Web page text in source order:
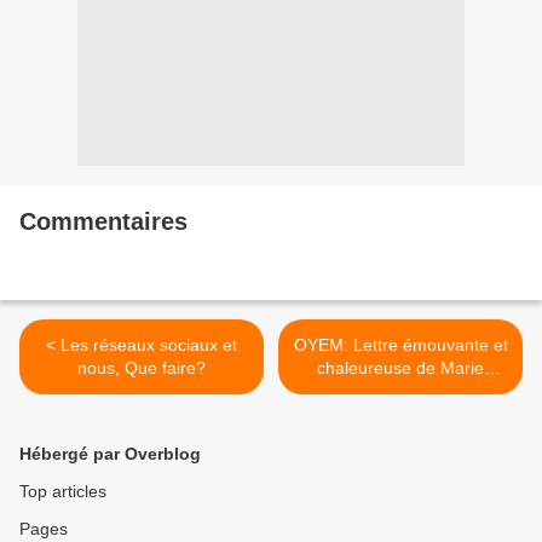
Commentaires
< Les réseaux sociaux et
nous, Que faire?
OYEM: Lettre émouvante et
chaleureuse de Marie
Claude à sa grand-mère >
Hébergé par Overblog
Top articles
Pages